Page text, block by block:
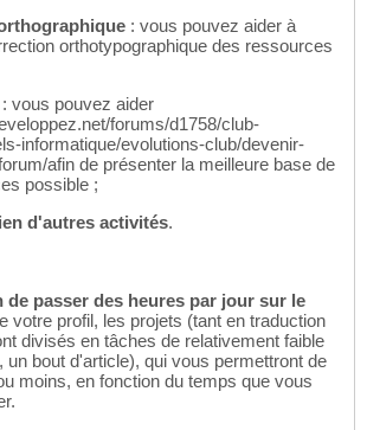
: vous pouvez aider à
orthotypographique des ressources
: vous pouvez aider
forums/d1758/club-
informatique/evolutions-club/devenir-
afin de présenter la meilleure base de
possible ;
d'autres activités.
de passer des heures par jour sur le
votre profil, les projets (tant en traduction
divisés en tâches de relativement faible
un bout d'article), qui vous permettront de
moins, en fonction du temps que vous